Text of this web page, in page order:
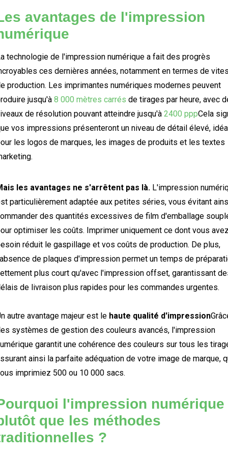
avantages de l'impression
technologie de l'impression numérique a fait des progrès
ces dernières années, notamment en termes de
production. Les imprimantes numériques modernes peuvent
jusqu'à 8 000 mètres carrés de tirages par heure, avec
de résolution pouvant atteindre jusqu'à 2400 pppCela
vos impressions présenteront un niveau de détail élevé,
les logos de marques, les images de produits et les textes
les avantages ne s'arrêtent pas là. L'impression
particulièrement adaptée aux petites séries, vous évitant
des quantités excessives de film d'emballage
optimiser les coûts. Imprimer uniquement ce dont vous avez
réduit le gaspillage et vos coûts de production. De plus,
de plaques d'impression permet un temps de
plus court qu'avec l'impression offset, garantissant
de livraison plus rapides pour les commandes urgentes.
autre avantage majeur est le haute qualité d'impression
systèmes de gestion des couleurs avancés, l'impression
garantit une cohérence des couleurs sur tous les
ainsi la parfaite adéquation de votre image de marque,
imprimiez 500 ou 10 000 sacs.
l'impression numérique
que les méthodes
?